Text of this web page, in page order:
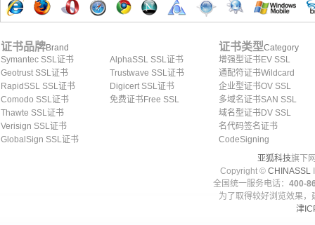
证书品牌Brand
Symantec SSL证书
Geotrust SSL证书
RapidSSL SSL证书
Comodo SSL证书
Thawte SSL证书
Verisign SSL证书
GlobalSign SSL证书
AlphaSSL SSL证书
Trustwave SSL证书
Digicert SSL证书
免费证书Free SSL
证书类型Category
增强型证书EV SSL
通配符证书Wildcard
企业型证书OV SSL
多域名证书SAN SSL
域名型证书DV SSL
名代码签名证书
CodeSigning
亚狐科技旗下
Copyright © CHINASSL
全国统一服务电话： 400-
为了取得较好浏览效果
津